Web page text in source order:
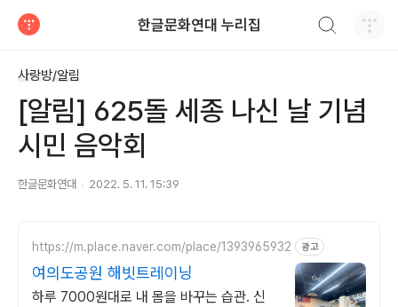
한글문화연대 누리집
사랑방/알림
[알림] 625돌 세종 나신 날 기념
시민 음악회
한글문화연대 2022. 5. 11. 15:39
https://m.place.naver.com/place/1393965932 광고
여의도공원 해빗트레이닝
하루 7000원대로 내 몸을 바꾸는 습관. 신